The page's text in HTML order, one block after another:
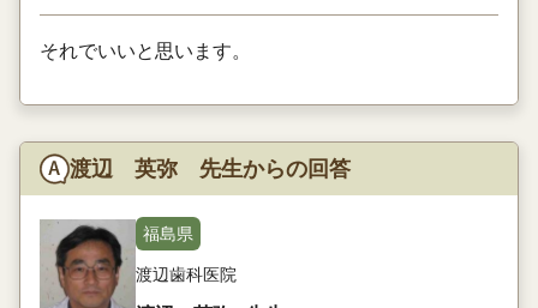
それでいいと思います。
渡辺 英弥 先生からの回答
福島県
渡辺歯科医院